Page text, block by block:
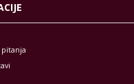
pitanja